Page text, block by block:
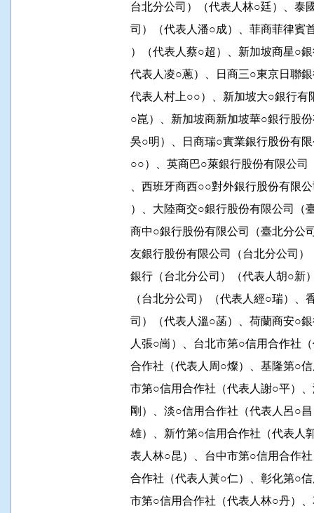
台北分公司）（代表人林○廷）、
司）（代表人潘○成）、菲商菲律
）（代表人蔡○超）、新加坡商星
代表人凌○蔥）、日商三○東京日
代表人村上○○）、新加坡大○銀行
○崑）、新加坡商新加坡華○銀行
吳○明）、日商瑞○實業銀行股份
○○）、英商巴○萊銀行股份有限
、西班牙商西○○對外銀行股份有
）、大陸商交○銀行股份有限公司
商中○銀行股份有限公司（臺北分
友銀行股份有限公司（台北分公
銀行（台北分公司）（代表人胡○
（台北分公司）（代表人經○瑞）
司）（代表人溫○菡）、荷蘭商安
人張○崗）、台北市第○信用合作
合作社（代表人周○燦）、基隆第
市第○信用合作社（代表人謝○平
剛）、淡○信用合作社（代表人
雄）、新竹第○信用合作社（代表
表人林○昆）、台中市第○信用合
合作社（代表人黃○仁）、彰化第
市第○信用合作社（代表人林○丹